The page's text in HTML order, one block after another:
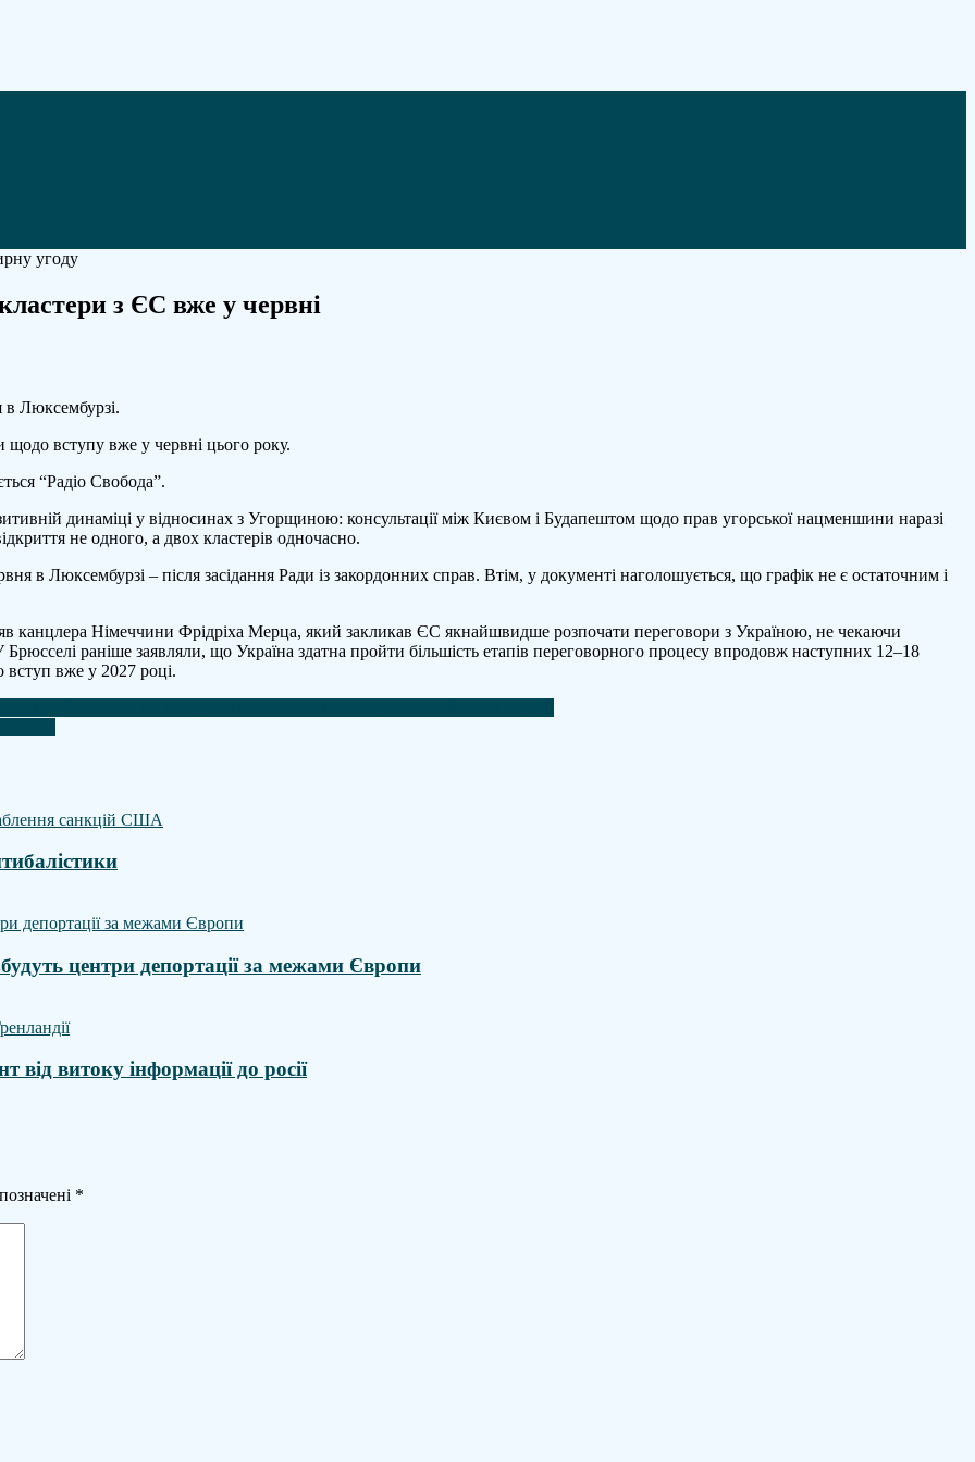
з ЄС вже у червні
Люксембурзі.
щодо вступу вже у червні цього року.
“Радіо Свобода”.
динаміці у відносинах з Угорщиною: консультації між Києвом і Будапештом щодо прав угорської нацменшини наразі
не одного, а двох кластерів одночасно.
в Люксембурзі – після засідання Ради із закордонних справ. Втім, у документі наголошується, що графік не є остаточним і
канцлера Німеччини Фрідріха Мерца, який закликав ЄС якнайшвидше розпочати переговори з Україною, не чекаючи
раніше заявляли, що Україна здатна пройти більшість етапів переговорного процесу впродовж наступних 12–18
вступ вже у 2027 році.
центри депортації за межами Європи
витоку інформації до росії
*